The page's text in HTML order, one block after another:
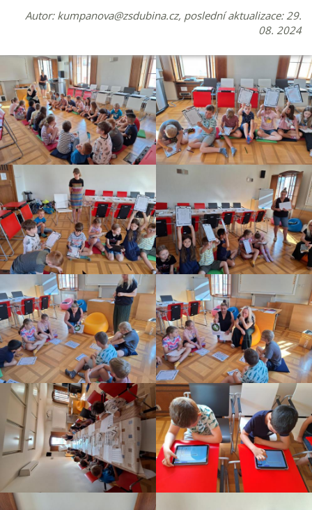
Autor: kumpanova@zsdubina.cz, poslední aktualizace: 29.
08. 2024